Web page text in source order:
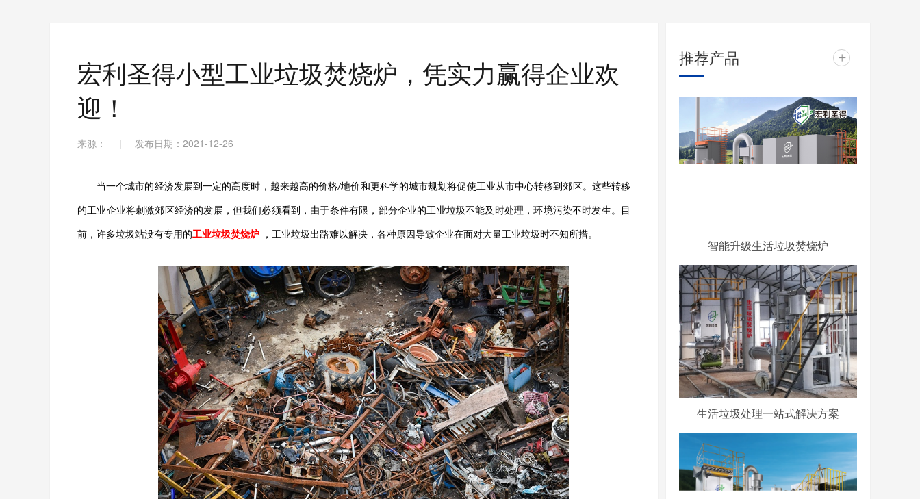
宏利圣得小型工业垃圾焚烧炉，凭实力赢得企业欢
迎！
来源： | 发布日期：2021-12-26
当一个城市的经济发展到一定的高度时，越来越高的价格/地价和更科学的城市规划将促使工业从市中心转移到郊区。这些转移
的工业企业将刺激郊区经济的发展，但我们必须看到，由于条件有限，部分企业的工业垃圾不能及时处理，环境污染不时发生。目
前，许多垃圾站没有专用的工业垃圾焚烧炉 ，工业垃圾出路难以解决，各种原因导致企业在面对大量工业垃圾时不知所措。
推荐产品 +
智能升级生活垃圾焚烧炉
生活垃圾处理一站式解决方案